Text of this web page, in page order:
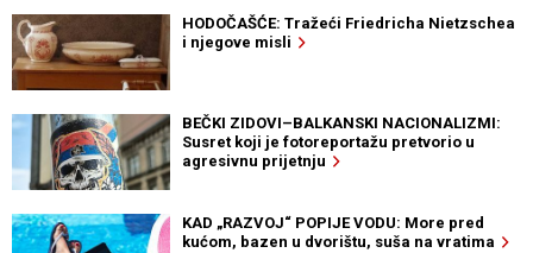
HODOČAŠĆE: Tražeći Friedricha Nietzschea
i njegove misli
BEČKI ZIDOVI–BALKANSKI NACIONALIZMI:
Susret koji je fotoreportažu pretvorio u
agresivnu prijetnju
KAD „RAZVOJ“ POPIJE VODU: More pred
kućom, bazen u dvorištu, suša na vratima